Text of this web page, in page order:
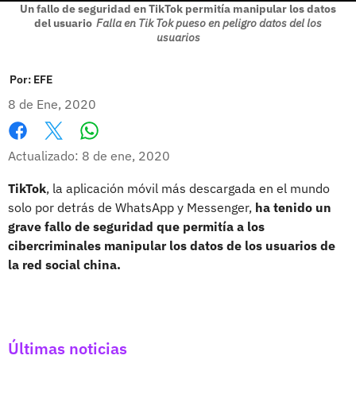
Un fallo de seguridad en TikTok permitía manipular los datos
del usuario Falla en Tik Tok pueso en peligro datos del los
usuarios
Por: EFE
8 de Ene, 2020
Facebook
X
Actualizado: 8 de ene, 2020
TikTok, la aplicación móvil más descargada en el mundo
solo por detrás de WhatsApp y Messenger, ha tenido un
grave fallo de seguridad que permitía a los
cibercriminales manipular los datos de los usuarios de
la red social china.
Últimas noticias